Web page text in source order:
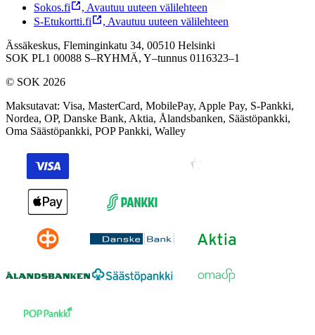
Sokos.fi
, Avautuu uuteen välilehteen
S-Etukortti.fi
, Avautuu uuteen välilehteen
Ässäkeskus, Fleminginkatu 34, 00510 Helsinki
SOK PL1 00088 S–RYHMÄ, Y–tunnus 0116323–1
© SOK 2026
Maksutavat: Visa, MasterCard, MobilePay, Apple Pay, S-Pankki,
Nordea, OP, Danske Bank, Aktia, Ålandsbanken, Säästöpankki,
Oma Säästöpankki, POP Pankki, Walley